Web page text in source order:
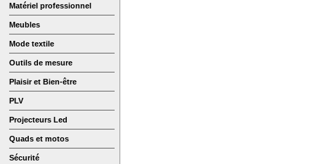
Matériel professionnel
Meubles
Mode textile
Outils de mesure
Plaisir et Bien-être
PLV
Projecteurs Led
Quads et motos
Sécurité